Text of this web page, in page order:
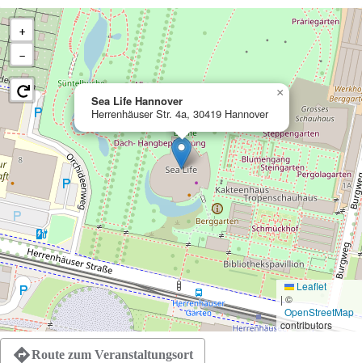
Sea Life Hannover
Herrenhäuser Str. 4a, 30419 Hannover
×
+
−
Leaflet
|©
OpenStreetMap
contributors
Route zum Veranstaltungsort